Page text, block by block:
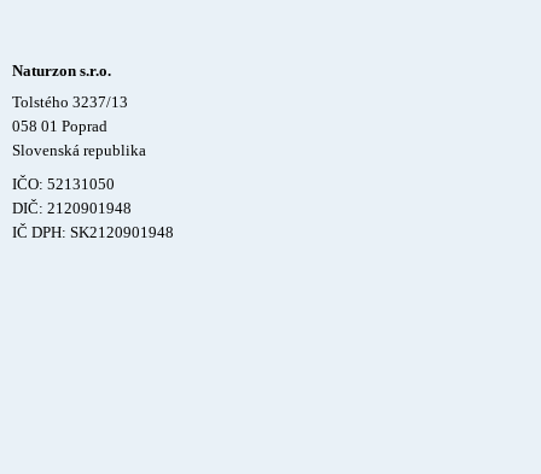
Naturzon s.r.o.
Tolstého 3237/13
058 01 Poprad
Slovenská republika
IČO: 52131050
DIČ: 2120901948
IČ DPH: SK2120901948